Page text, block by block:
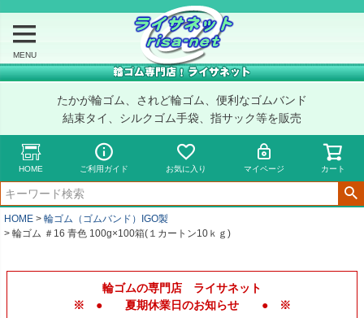
MENU
たかが輪ゴム、されど輪ゴム、便利なゴムバンド
結束タイ、シルクゴム手袋、指サック等を販売
HOME ご利用ガイド お気に入り マイページ カート
HOME
輪ゴム（ゴムバンド）IGO製
輪ゴム ＃16 青色 100g×100箱(１カートン10ｋｇ)
輪ゴムの専門店 ライサネット
※ ● 夏期休業日のお知らせ ● ※